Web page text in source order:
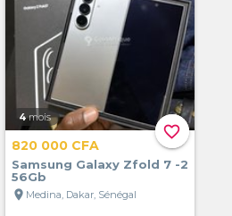
favorite_border
4 mois
820 000 CFA
Samsung Galaxy Zfold 7 -2
56Gb
location_on Medina, Dakar, Sénégal